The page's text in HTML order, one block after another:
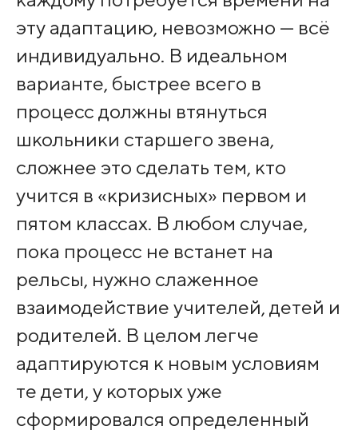
эту адаптацию, невозможно — всё
индивидуально. В идеальном
варианте, быстрее всего в
процесс должны втянуться
школьники старшего звена,
сложнее это сделать тем, кто
учится в «кризисных» первом и
пятом классах. В любом случае,
пока процесс не встанет на
рельсы, нужно слаженное
взаимодействие учителей, детей и
родителей. В целом легче
адаптируются к новым условиям
те дети, у которых уже
сформировался определенный